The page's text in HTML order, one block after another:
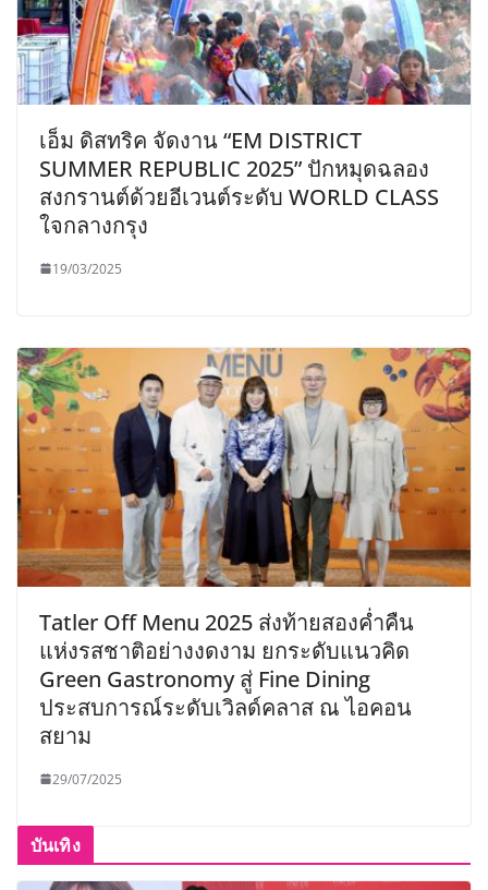
เอ็ม ดิสทริค จัดงาน “EM DISTRICT
SUMMER REPUBLIC 2025” ปักหมุดฉลอง
สงกรานต์ด้วยอีเวนต์ระดับ WORLD CLASS
ใจกลางกรุง
19/03/2025
Tatler Off Menu 2025 ส่งท้ายสองค่ำคืน
แห่งรสชาติอย่างงดงาม ยกระดับแนวคิด
Green Gastronomy สู่ Fine Dining
ประสบการณ์ระดับเวิลด์คลาส ณ ไอคอน
สยาม
29/07/2025
บันเทิง